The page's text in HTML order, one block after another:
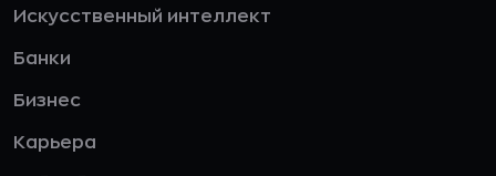
Искусственный интеллект
Банки
Бизнес
Карьера